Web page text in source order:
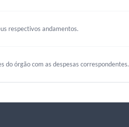
respectivos andamentos.
do órgão com as despesas correspondentes.